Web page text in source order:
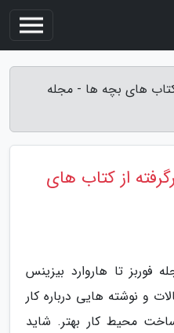
کتاب های بچه ها - مجله
از کتاب های
فوربز تا هاروارد بیزینس
و نوشته هایی درباره کار
محیط کار بهتر. شاید